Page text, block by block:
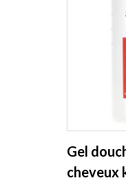
Gel
cheveux